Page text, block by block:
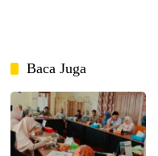
Baca Juga